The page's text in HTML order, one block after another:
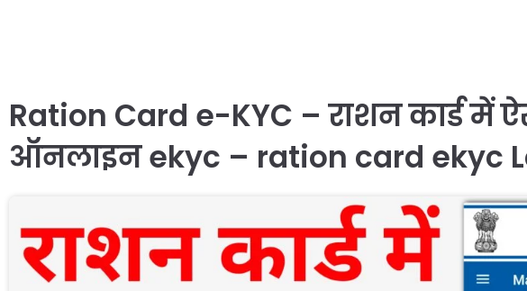
Ration Card e-KYC – राशन कार्ड में
ऑनलाइन ekyc – ration card ekyc